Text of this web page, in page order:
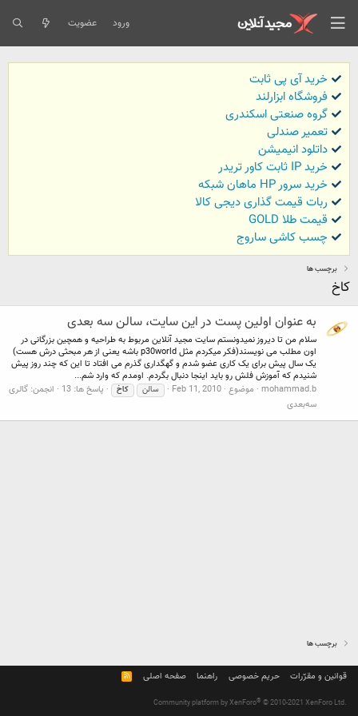
ورود عضویت
خرید آی پی ثابت
فروشگاه ابزارلند
گروه صنعتی اسکندری
تعمیر صندلی
داتلود انیمیشن
خرید IP ثابت کاور تریدر
خرید سرور HP ماهان شبکه
ربات قیمت گذاری دیجی کالا
قیمت طلا GOLD
چسب کاشی ساروج
برچسب ها
کاخ
به عنوان اولین پست در این سایت، سالن سه بعدی
سلام من تا دیروز نمیدونستم سایت مجید آنلاین مربوط به طراحیه و همچین بزرگانی در
اون مطلب می نویسند(فکر میکردم مثل p30world باشه یعنی از هر مبحثی درش هست)
یک سال پیش برای یک کاری عضو شدم و گهگداری گذرم می افتاد تا این که چند روز پیش
شنیدم که آموزش فلش رو باید اینجا دنبال بگردم. اومدم که وارد شم...
mohammad.b موضوع Feb 11, 2010 سالن کاخ پاسخ ها: 13 انجمن: گالری
سه‌بعدی
برچسب ها
قوانین و مقرّرات حریم خصوصی راهنما صفحه اصلی
R
S
Community platform by XenForo® © 2010-2021 XenForo Ltd.